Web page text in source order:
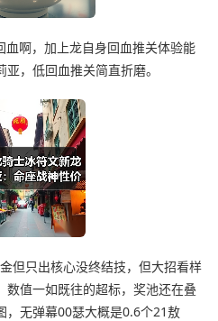
啊，加上龙自身回血推关体验能
，低回血推关简直折磨。
只出核心没终结技，但大招看样
值一如既往的超标，奖池还在叠
，无弹幕00瑟大概是0.6个21敖